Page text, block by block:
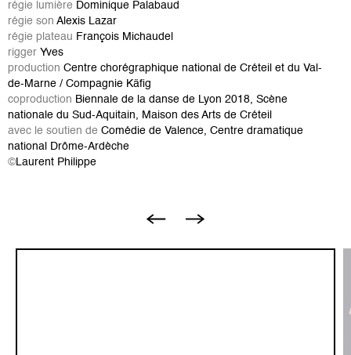
régie lumière Dominique Palabaud
régie son Alexis Lazar
régie plateau François Michaudel
rigger Yves
production Centre chorégraphique national de Créteil et du Val-
de-Marne / Compagnie Käfig
coproduction Biennale de la danse de Lyon 2018, Scène
nationale du Sud-Aquitain, Maison des Arts de Créteil
avec le soutien de Comédie de Valence, Centre dramatique
national Drôme-Ardèche
©Laurent Philippe